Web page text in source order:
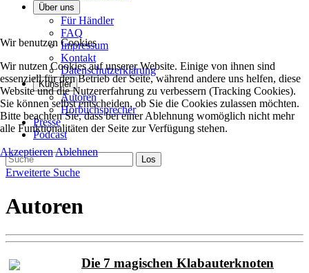
Über uns
Für Händler
FAQ
Impressum
Kontakt
Datenschutzerklärung
Künstler
Autoren
Hörbuchsprecher
Presse
Podcast
Erweiterte Suche
Autoren
Die 7 magischen Klabauterknoten
Wir benutzen Cookies
Wir nutzen Cookies auf unserer Website. Einige von ihnen sind
essenziell für den Betrieb der Seite, während andere uns helfen, diese
Website und die Nutzererfahrung zu verbessern (Tracking Cookies).
Sie können selbst entscheiden, ob Sie die Cookies zulassen möchten.
Bitte beachten Sie, dass bei einer Ablehnung womöglich nicht mehr
alle Funktionalitäten der Seite zur Verfügung stehen.
AkzeptierenAblehnen